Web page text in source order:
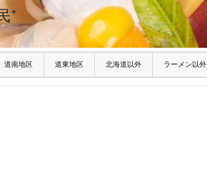
⁺
道南地区 道東地区 北海道以外 ラーメン以外